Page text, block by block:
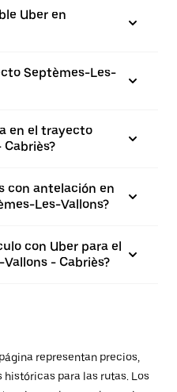
Uber en
Septèmes-Les-
en el trayecto
con antelación en
Les-Vallons?
con Uber para el
- Cabriès?
representan precios,
para las rutas. Los